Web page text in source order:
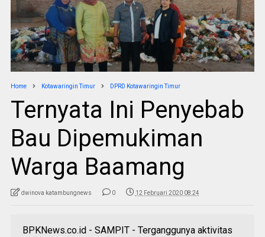
Home Kotawaringin Timur DPRD Kotawaringin Timur
Ternyata Ini Penyebab
Bau Dipemukiman
Warga Baamang
dwinova katambungnews 0 12 Februari 2020 08:24
BPKNews.co.id - SAMPIT - Terganggunya aktivitas